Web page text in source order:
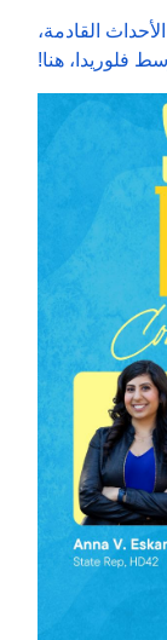
القادمة،
فلوريدا، هنا!